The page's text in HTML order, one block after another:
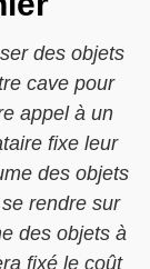
des objets
cave pour
appel à un
fixe leur
des objets
rendre sur
des objets à
fixé le coût